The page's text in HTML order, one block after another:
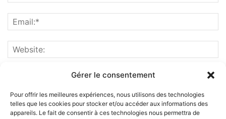
Gérer le consentement
Pour offrir les meilleures expériences, nous utilisons des technologies
telles que les cookies pour stocker et/ou accéder aux informations des
appareils. Le fait de consentir à ces technologies nous permettra de